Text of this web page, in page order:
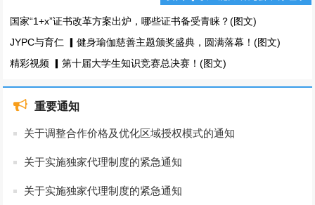
书主编会的通知
会暨职业能力考试指南丛书主编
国家“1+x”证书改革方案出炉，哪些证书备受青睐？(图文)
JYPC与育仁 ▎健身瑜伽慈善主题颁奖盛典，圆满落幕！(图文)
精彩视频 ▎第十届大学生知识竞赛总决赛！(图文)
重要通知
关于调整合作价格及优化区域授权模式的通知
关于实施独家代理制度的紧急通知
关于实施独家代理制度的紧急通知